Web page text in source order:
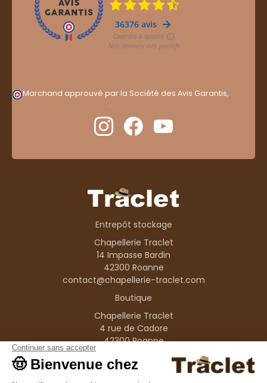
Marchand approuvé par la Société des Avis Garantis,
.
Entrepôt stockage
Chapellerie Traclet
14 Impasse Bardin
42300 Roanne
contact@chapellerie-traclet.com
Boutique
Chapellerie Traclet
4 rue de Cadore
42300 Roanne